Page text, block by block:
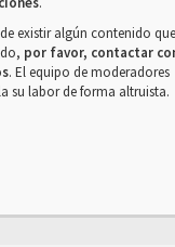
existir algún contenido
por favor, contactar
. El equipo de moderadores
su labor de forma altruista.